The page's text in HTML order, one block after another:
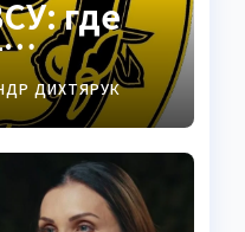
где
центр
ДИХТЯРУК